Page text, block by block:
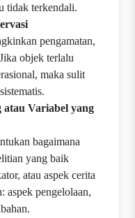
tidak terkendali.
pengamatan,
objek terlalu
maka sulit
Variabel yang
bagaimana
yang baik
atau aspek cerita
aspek pengelolaan,